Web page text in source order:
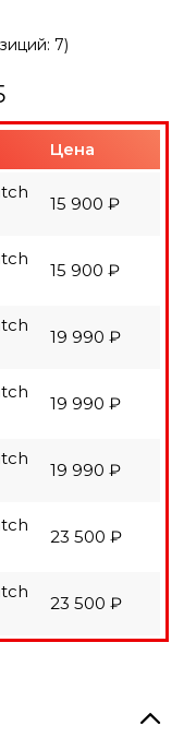
7)
Цена
15 900 ₽
15 900 ₽
19 990 ₽
19 990 ₽
19 990 ₽
23 500 ₽
23 500 ₽